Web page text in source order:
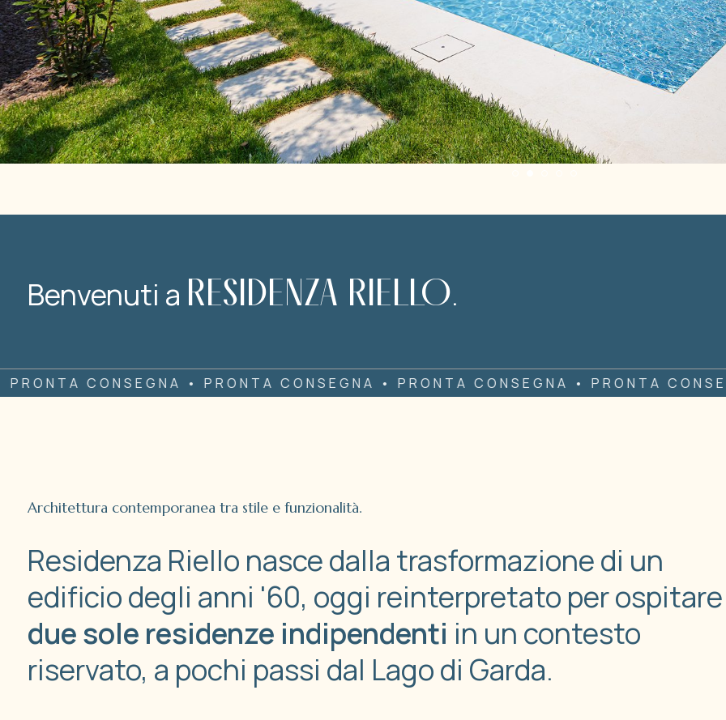
Benvenuti a RESIDENZA RIELLO.
• PRONTA CONSEGNA • PRONTA CONSEGNA • PRONTA CONSEGNA •
Architettura contemporanea tra stile e funzionalità.
Residenza Riello nasce dalla trasformazione di un
edificio degli anni '60, oggi reinterpretato per ospitare
due sole residenze indipendenti in un contesto
riservato, a pochi passi dal Lago di Garda.